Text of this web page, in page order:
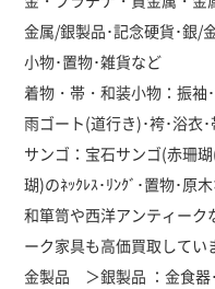
金属/銀製品･記念硬貨･銀/
小物･置物･雑貨など
着物・帯・和装小物：振袖
雨ゴート(道行き)･袴･浴衣
サンゴ：宝石サンゴ(赤珊
瑚)のﾈｯｸﾚｽ･ﾘﾝｸﾞ･置物･原
和箪笥や西洋アンティーク
ーク家具も高価買取してい
金製品 ＞銀製品 ：金食器